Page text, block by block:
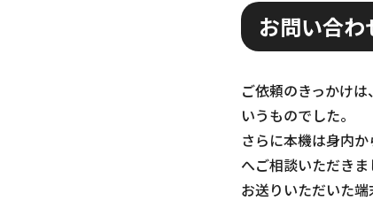
お問い合
ご依頼のきっかけ
いうものでした。
さらに本機は身内
へご相談いただきま
お送りいただいた端